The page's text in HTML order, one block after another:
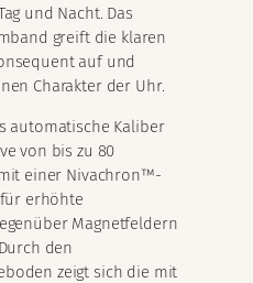
und Nacht. Das
greift die klaren
auf und
Charakter der Uhr.
automatische Kaliber
von bis zu 80
einer Nivachron™-
erhöhte
Magnetfeldern
den
zeigt sich die mit